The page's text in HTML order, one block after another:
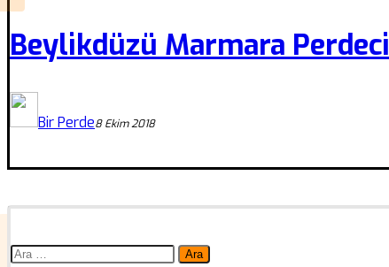
Beylikdüzü Marmara Perdeci
Bir Perde8 Ekim 2018
Arama: